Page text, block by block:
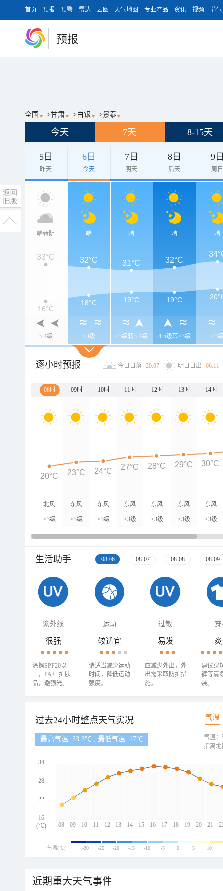
首页 预报 预警 雷达 云图 天气地图 专业产品 资讯 视频 节气
预报
全国 >甘肃 > 白银 >景泰
今天 7天 8-15天
5日
昨天
6日
今天
7日
明天
8日
后天
9
周日
晴转阴
3-4级
晴
<3级
晴
<3级转3-4级
晴
4-5级转<3级
晴
<3级
33°C 32°C 31°C 32°C
16°C
18°C 19°C 19°C
逐小时预报 今日日落 20:07 明日日出 06:11
08时 09时 10时 11时 12时 13时 14时
北风
<3级
东风
<3级
东风
<3级
东风
<3级
东风
<3级
东风
<3级
东风
<3级
20°C 23°C 24°C 27°C 28°C 29°C 30°C
生活助手 08-06 08-07 08-08 08-09
紫外线 运动 过敏 穿
很强
涂擦SPF20以
上，PA++护肤
品，避强光。
较适宜
请适当减少运动
时间，降低运动
强度。
易发
应减少外出，外
出需采取防护措
施。
建议穿
裤等清
装。
过去24小时整点天气实况 气温
最高气温: 33.3℃ , 最低气温: 17℃
08 09 10 11 12 13 14 15 16 17 18 19 20 21
34
28
22
16
(℃)
气温：
指离地
气温(℃) -30 -25 -20 -15 -10 -5 0 5 10
近期重大天气事件